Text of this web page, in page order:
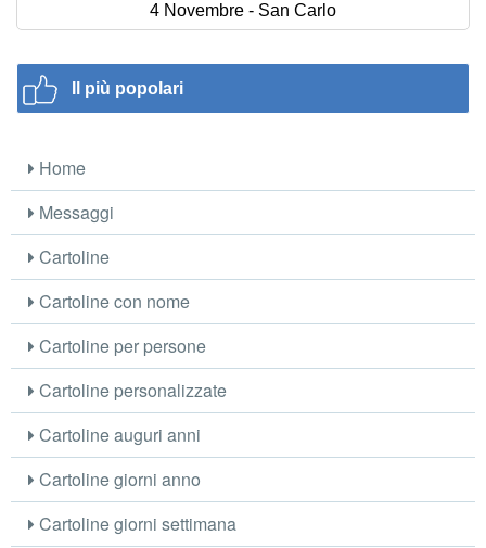
4 Novembre - San Carlo
Il più popolari
Home
Messaggi
Cartoline
Cartoline con nome
Cartoline per persone
Cartoline personalizzate
Cartoline auguri anni
Cartoline giorni anno
Cartoline giorni settimana